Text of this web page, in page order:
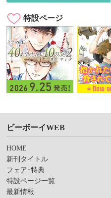
特設ページ
ビーボーイWEB
HOME
新刊タイトル
フェア･特典
特設ページ一覧
最新情報